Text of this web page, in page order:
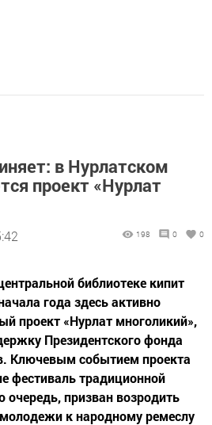
в Нурлатском
проект «Нурлат
198 0 0
библиотеке кипит
года здесь активно
проект «Нурлат многоликий»,
Президентского фонда
Ключевым событием проекта
фестиваль традиционной
призван возродить
к народному ремеслу